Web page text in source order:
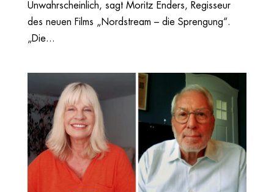
Unwahrscheinlich, sagt Moritz Enders, Regisseur
des neuen Films „Nordstream – die Sprengung“.
„Die...